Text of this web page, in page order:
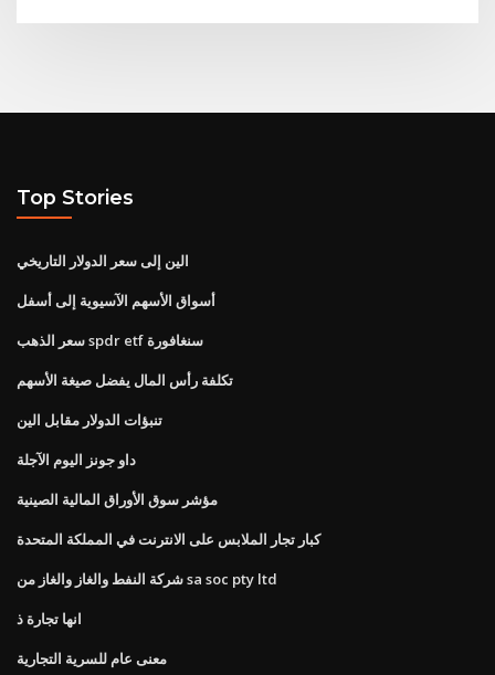
Top Stories
الين إلى سعر الدولار التاريخي
أسواق الأسهم الآسيوية إلى أسفل
سعر الذهب spdr etf سنغافورة
تكلفة رأس المال يفضل صيغة الأسهم
تنبؤات الدولار مقابل الين
داو جونز اليوم الآجلة
مؤشر سوق الأوراق المالية الصينية
كبار تجار الملابس على الانترنت في المملكة المتحدة
شركة النفط والغاز والغاز من sa soc pty ltd
انها تجارة ذ
معنى عام للسرية التجارية